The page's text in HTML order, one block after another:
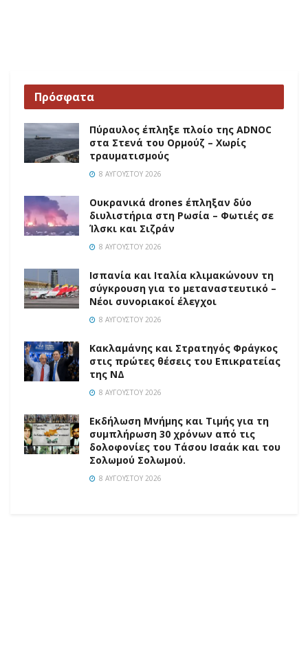
Πρόσφατα
Πύραυλος έπληξε πλοίο της ADNOC
στα Στενά του Ορμούζ – Χωρίς
τραυματισμούς
8 ΑΥΓΟΎΣΤΟΥ 2026
Ουκρανικά drones έπληξαν δύο
διυλιστήρια στη Ρωσία – Φωτιές σε
Ίλσκι και Σιζράν
8 ΑΥΓΟΎΣΤΟΥ 2026
Ισπανία και Ιταλία κλιμακώνουν τη
σύγκρουση για το μεταναστευτικό –
Νέοι συνοριακοί έλεγχοι
8 ΑΥΓΟΎΣΤΟΥ 2026
Κακλαμάνης και Στρατηγός Φράγκος
στις πρώτες θέσεις του Επικρατείας
της ΝΔ
8 ΑΥΓΟΎΣΤΟΥ 2026
Εκδήλωση Μνήμης και Τιμής για τη
συμπλήρωση 30 χρόνων από τις
δολοφονίες του Τάσου Ισαάκ και του
Σολωμού Σολωμού.
8 ΑΥΓΟΎΣΤΟΥ 2026